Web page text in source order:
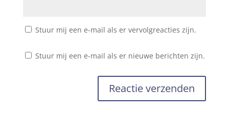
Stuur mij een e-mail als er vervolgreacties zijn.
Stuur mij een e-mail als er nieuwe berichten zijn.